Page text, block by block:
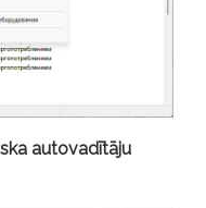
autovadītāju